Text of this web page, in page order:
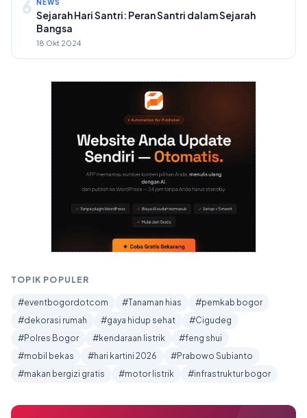
6 NEWS
Sejarah Hari Santri: Peran Santri dalam Sejarah
Bangsa
18 Okt 2024
TOPIK POPULER
#eventbogordotcom #Tanaman hias
#pemkab bogor
#dekorasi rumah
#gaya hidup sehat
#Cigudeg
#Polres Bogor
#kendaraan listrik
#feng shui
#mobil bekas
#hari kartini 2026
#Prabowo Subianto
#makan bergizi gratis
#motor listrik #infrastruktur bogor